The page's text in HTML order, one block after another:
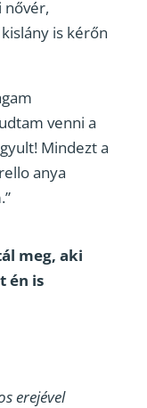
nővér,
is kérőn
venni a
Mindezt a
anya
meg, aki
én is
erejével